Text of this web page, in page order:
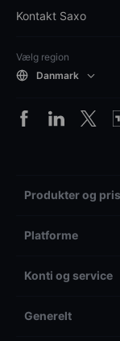
Kontakt Saxo
Vælg region
Danmark
Produkter og
Platforme
Konti og service
Generelt